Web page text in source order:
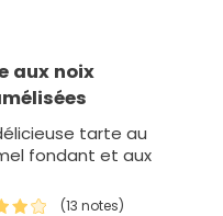
aux noix
tarte au
fondant et aux
(13 notes)